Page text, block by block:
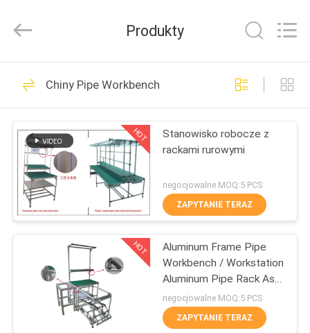
DOMU
PRODUKTY
NAS
WYCIECZKA
FABRYCE
Reserved.
Metalowe złącza
rurowe
98
Metalowe złącza
rurowe
52
Produkty
Chiny Pipe Workbench
HOT
Stanowisko robocze z
rackami rurowymi
negocjowalne MOQ:5 PCS
ZAPYTANIE TERAZ
HOT
Aluminum Frame Pipe
Workbench / Workstation
Aluminum Pipe Rack As
Display Table
negocjowalne MOQ:5 PCS
ZAPYTANIE TERAZ